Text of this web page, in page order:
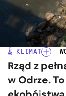
🌡️ KLIMAT |
Rząd z
w Odrze.